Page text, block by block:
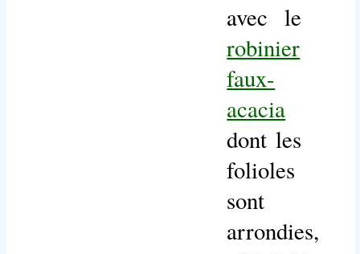
avec le
robinier
faux-
acacia
dont les
folioles
sont
arrondies,